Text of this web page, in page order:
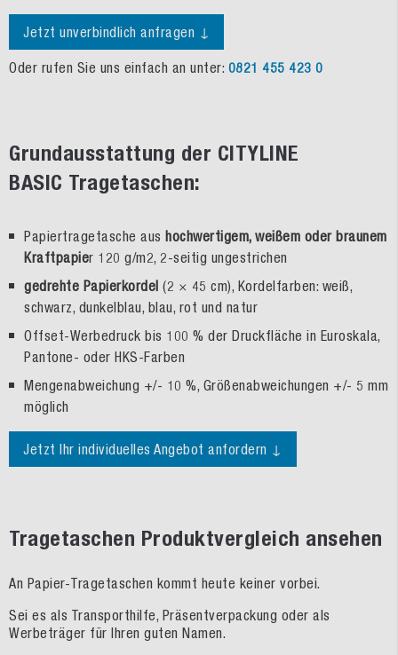
Jetzt unverbindlich anfragen ↓
Oder rufen Sie uns einfach an unter: 0821 455 423 0
Grundausstattung der CITYLINE
BASIC Tragetaschen:
Papiertragetasche aus hochwertigem, weißem oder braunem
Kraftpapier 120 g/m2, 2-seitig ungestrichen
gedrehte Papierkordel (2 × 45 cm), Kordelfarben: weiß,
schwarz, dunkelblau, blau, rot und natur
Offset-Werbedruck bis 100 % der Druckfläche in Euroskala,
Pantone- oder HKS-Farben
Mengenabweichung +/- 10 %, Größenabweichungen +/- 5 mm
möglich
Jetzt Ihr individuelles Angebot anfordern ↓
Tragetaschen Produktvergleich ansehen
An Papier-Tragetaschen kommt heute keiner vorbei.
Sei es als Transporthilfe, Präsentverpackung oder als
Werbeträger für Ihren guten Namen.